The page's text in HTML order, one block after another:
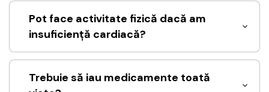
Pot face activitate fizică dacă am
insuficiență cardiacă?
Trebuie să iau medicamente toată